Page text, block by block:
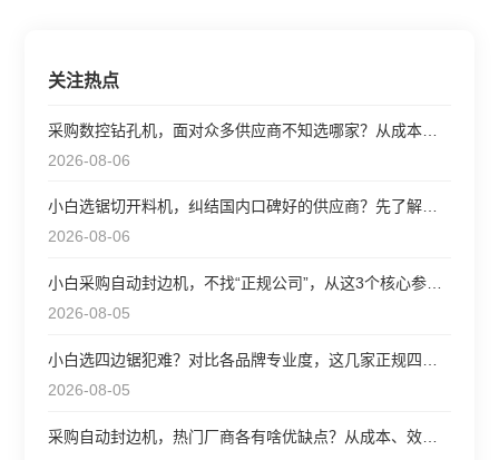
关注热点
采购数控钻孔机，面对众多供应商不知选哪家？从成本和效率出
2026-08-06
小白选锯切开料机，纠结国内口碑好的供应商？先了解这些参数
2026-08-06
小白采购自动封边机，不找“正规公司”，从这3个核心参数选更靠
2026-08-05
小白选四边锯犯难？对比各品牌专业度，这几家正规四边锯值得
2026-08-05
采购自动封边机，热门厂商各有啥优缺点？从成本、效率看怎么